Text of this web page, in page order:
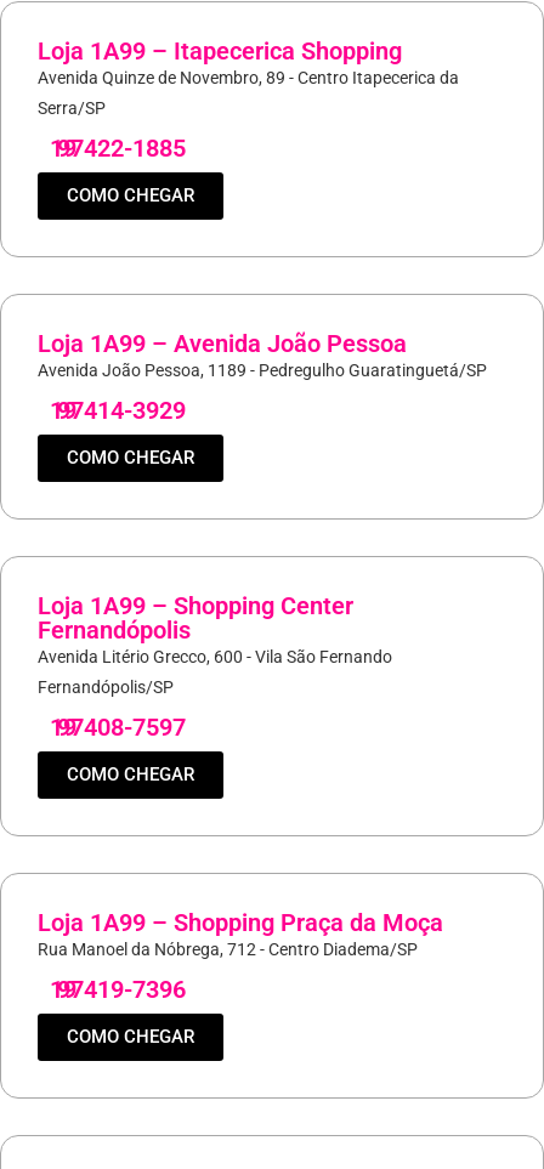
Loja 1A99 – Itapecerica Shopping
Avenida Quinze de Novembro, 89 - Centro Itapecerica da
Serra/SP
19
97422-1885
COMO CHEGAR
Loja 1A99 – Avenida João Pessoa
Avenida João Pessoa, 1189 - Pedregulho Guaratinguetá/SP
19
97414-3929
COMO CHEGAR
Loja 1A99 – Shopping Center
Fernandópolis
Avenida Litério Grecco, 600 - Vila São Fernando
Fernandópolis/SP
19
97408-7597
COMO CHEGAR
Loja 1A99 – Shopping Praça da Moça
Rua Manoel da Nóbrega, 712 - Centro Diadema/SP
19
97419-7396
COMO CHEGAR